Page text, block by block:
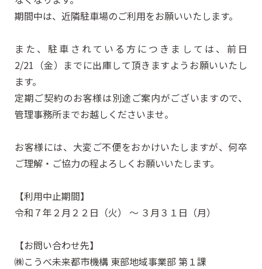
期間中は、近隣駐車場のご利用をお願いいたします。
また、駐車されている方につきましては、前日
2/21（金）までに出庫して頂きますようお願いいたし
ます。
定期ご契約のお客様は別途ご案内がございますので、
管理事務所までお越しくださいませ。
お客様には、大変ご不便をおかけいたしますが、何卒
ご理解・ご協力の程よろしくお願いいたします。
【利用中止期間】
令和７年２月２２日（火） ～ ３月３１日（月）
【お問い合わせ先】
㈱こうべ未来都市機構 東部地域事業部 第１課